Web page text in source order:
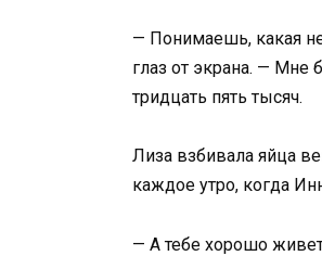
— Понимаешь, какая
глаз от экрана. — Мне
тридцать пять тысяч.
Лиза взбивала яйца
каждое утро, когда
— А тебе хорошо